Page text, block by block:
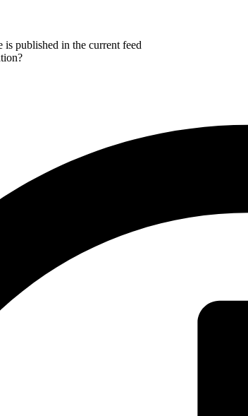
is published in the current feed